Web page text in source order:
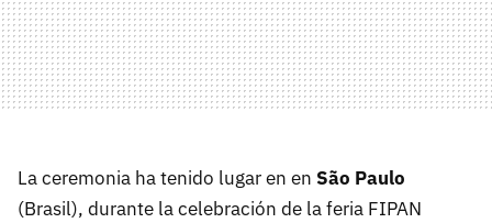
La ceremonia ha tenido lugar en en São Paulo
(Brasil), durante la celebración de la feria FIPAN